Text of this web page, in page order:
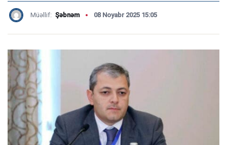
Müəllif: Şəbnəm 08 Noyabr 2025 15:05